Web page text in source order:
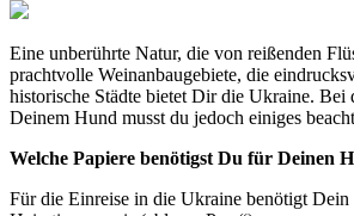
Eine unberührte Natur, die von reißenden
prachtvolle Weinanbaugebiete, die
historische Städte bietet Dir die Ukraine. Bei
Deinem Hund musst du jedoch einiges
Welche Papiere benötigst Du für Deinen
Für die Einreise in die Ukraine benötigt